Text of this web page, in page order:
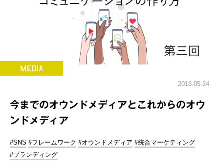
2018.05.24
今までのオウンドメディアとこれからのオウ
ンドメディア
#SNS #フレームワーク #オウンドメディア #統合マーケティング
#ブランディング